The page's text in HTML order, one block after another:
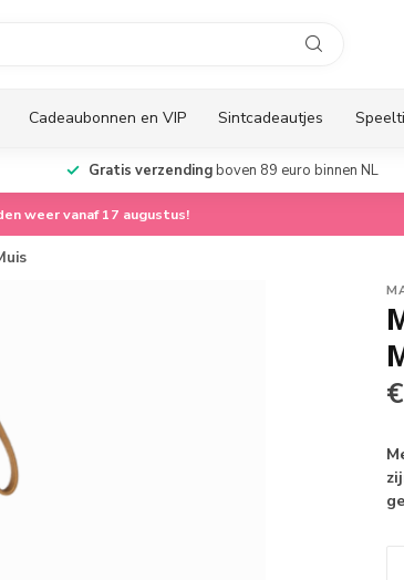
Cadeaubonnen en VIP Sintcadeautjes
Gratis verzendingboven 89 euro binnen NL
weer vanaf 17 augustus!